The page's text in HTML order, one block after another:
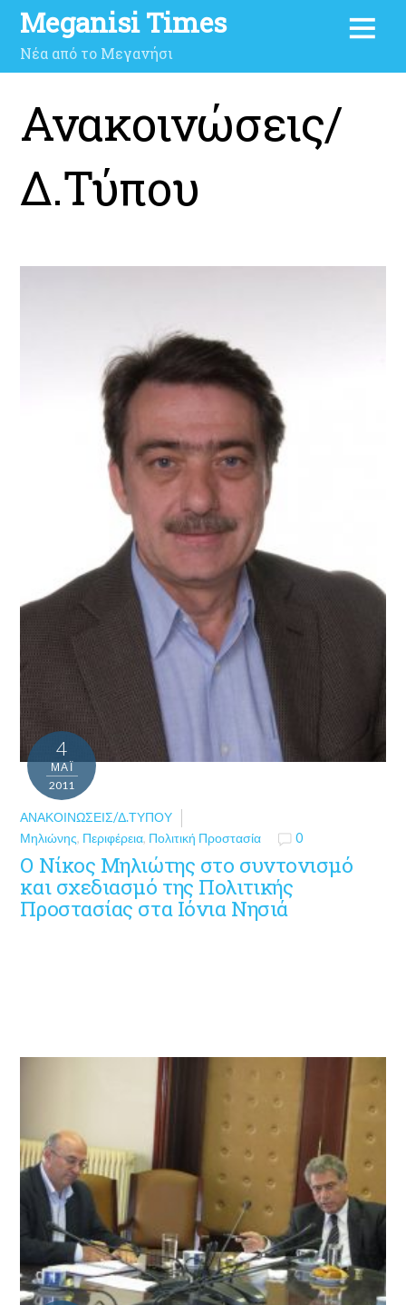
Meganisi Times
Νέα από το Μεγανήσι
Ανακοινώσεις/
Δ.Τύπου
4
ΜΑΪ́
2011
ΑΝΑΚΟΙΝΏΣΕΙΣ/Δ.ΤΎΠΟΥ
Μηλιώνης, Περιφέρεια, Πολιτική Προστασία 0
Ο Νίκος Μηλιώτης στο συντονισμό
και σχεδιασμό της Πολιτικής
Προστασίας στα Ιόνια Νησιά‏